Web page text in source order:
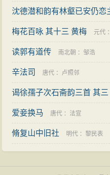
沈德潜和韵有林壑已安仍
前韵赐之 其二 ：弘历
梅花百咏 其十三 黄梅 元代
读郭有道传 南北朝 ：邹浩
辛法司 唐代 ： 卢照邻
谒徐孺子次石斋韵三首 其三
爱妾换马 唐代 ： 法宣
脩复山中旧社 明代 ：黎民表